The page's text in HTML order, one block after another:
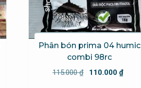
Phân bón prima 04 humic
combi 98rc
115.000₫
Giá
110.000 ₫